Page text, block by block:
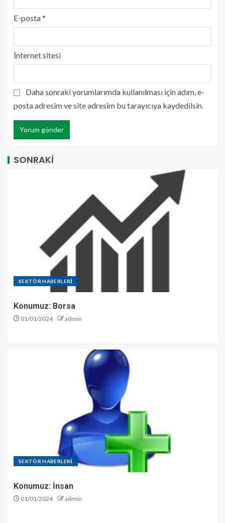
E-posta*
İnternet sitesi
Daha sonraki yorumlarımda kullanılması için adım, e-
posta adresim ve site adresim bu tarayıcıya kaydedilsin.
SONRAKİ
SEKTÖR HABERLERİ
Konumuz: Borsa
01/01/2024 admin
SEKTÖR HABERLERİ
Konumuz: İnsan
01/01/2024 admin